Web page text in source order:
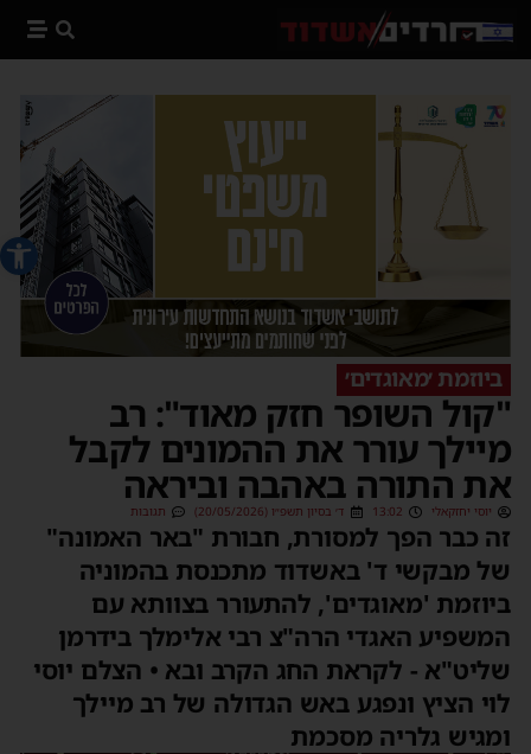
פתח
ביוזמת ׳מאוגדים׳
"קול השופר חזק מאוד": רב
מיילך עורר את ההמונים לקבל
את התורה באהבה וביראה
יוסי יחזקאלי 13:02 ד׳ בסיון תשפ״ו (20/05/2026) תגובות
זה כבר הפך למסורת, חבורת "באר האמונה"
של מבקשי ד' באשדוד מתכנסת בהמוניה
ביוזמת 'מאוגדים', להתעורר בצוותא עם
המשפיע האגדי הרה"צ רבי אלימלך בידרמן
שליט"א - לקראת החג הקרב ובא • הצלם יוסי
לוי הציץ ונפגע באש הגדולה של רב מיילך
ומגיש גלריה מסכמת